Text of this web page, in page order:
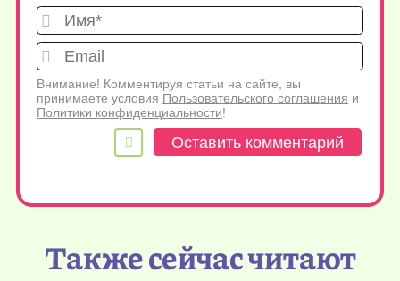
Имя*
Внимание! Комментируя статьи на сайте, вы
принимаете условия Пользовательского соглашения и
Политики конфиденциальности!
Также сейчас читают